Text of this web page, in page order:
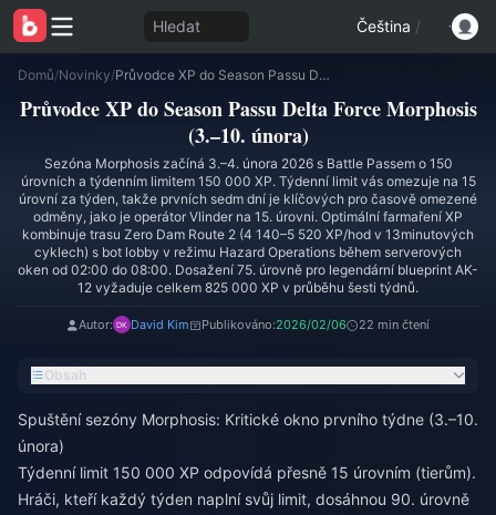
Hledat Čeština /
Domů/Novinky/ Průvodce XP do Season Passu Delta Force Morphosis (3.–10. února)
Průvodce XP do Season Passu Delta Force Morphosis
(3.–10. února)
Sezóna Morphosis začíná 3.–4. února 2026 s Battle Passem o 150
úrovních a týdenním limitem 150 000 XP. Týdenní limit vás omezuje na 15
úrovní za týden, takže prvních sedm dní je klíčových pro časově omezené
odměny, jako je operátor Vlinder na 15. úrovni. Optimální farmaření XP
kombinuje trasu Zero Dam Route 2 (4 140–5 520 XP/hod v 13minutových
cyklech) s bot lobby v režimu Hazard Operations během serverových
oken od 02:00 do 08:00. Dosažení 75. úrovně pro legendární blueprint AK-
12 vyžaduje celkem 825 000 XP v průběhu šesti týdnů.
Autor: David Kim Publikováno:2026/02/06 22 min čtení
Obsah
Spuštění sezóny Morphosis: Kritické okno prvního týdne (3.–10.
února)
Týdenní limit 150 000 XP odpovídá přesně 15 úrovním (tierům).
Hráči, kteří každý týden naplní svůj limit, dosáhnou 90. úrovně